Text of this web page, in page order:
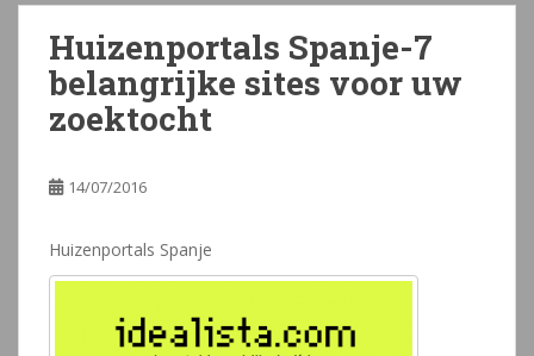
Huizenportals Spanje-7
belangrijke sites voor uw
zoektocht
14/07/2016
Huizenportals Spanje